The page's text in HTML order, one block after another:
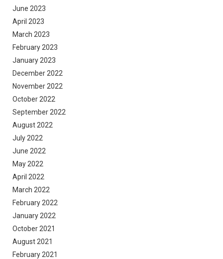
June 2023
April 2023
March 2023
February 2023
January 2023
December 2022
November 2022
October 2022
September 2022
August 2022
July 2022
June 2022
May 2022
April 2022
March 2022
February 2022
January 2022
October 2021
August 2021
February 2021